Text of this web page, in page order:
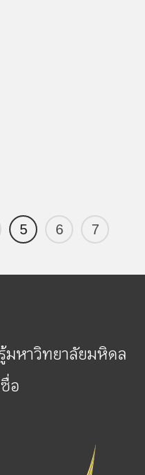
5 6
7
มหาวิทยาลัยมหิดล
อ